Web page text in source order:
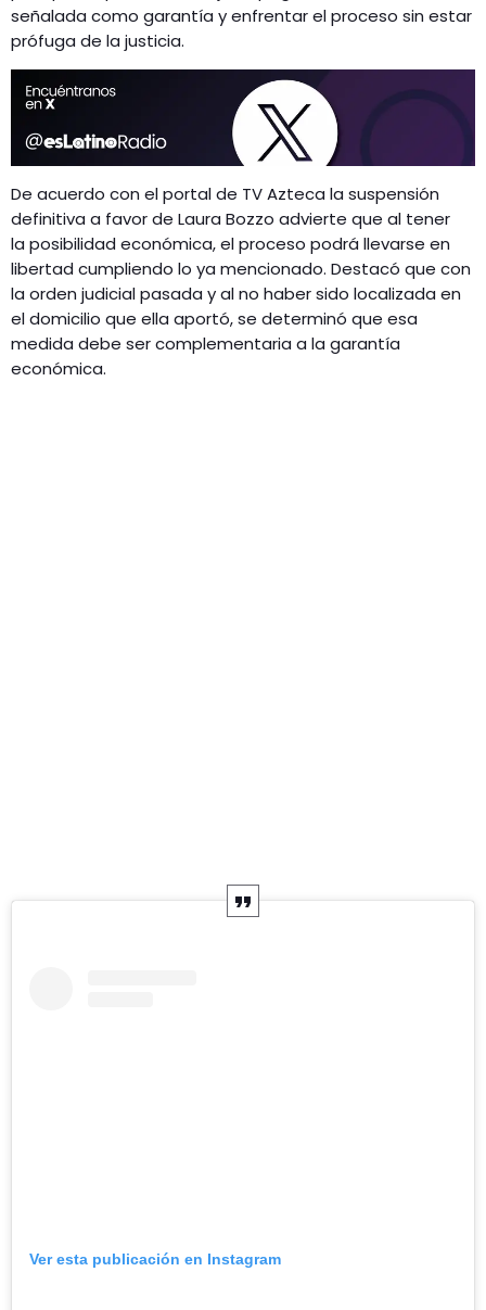
señalada como garantía y enfrentar el proceso sin estar
prófuga de la justicia.
De acuerdo con el portal de TV Azteca la suspensión
definitiva a favor de Laura Bozzo advierte que al tener
la posibilidad económica, el proceso podrá llevarse en
libertad cumpliendo lo ya mencionado. Destacó que con
la orden judicial pasada y al no haber sido localizada en
el domicilio que ella aportó, se determinó que esa
medida debe ser complementaria a la garantía
económica.
Ver esta publicación en Instagram